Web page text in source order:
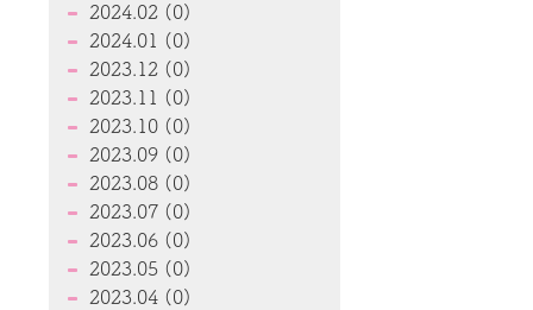
2024.02 (0)
2024.01 (0)
2023.12 (0)
2023.11 (0)
2023.10 (0)
2023.09 (0)
2023.08 (0)
2023.07 (0)
2023.06 (0)
2023.05 (0)
2023.04 (0)